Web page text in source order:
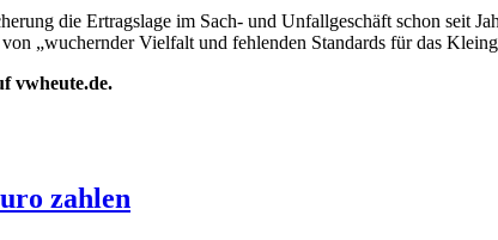
die Ertragslage im Sach- und Unfallgeschäft schon seit
„wuchernder Vielfalt und fehlenden Standards für das
vwheute.de.
zahlen